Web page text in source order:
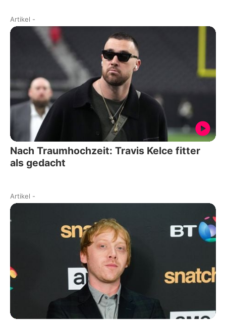
Artikel -
Nach Traumhochzeit: Travis Kelce fitter
als gedacht
Artikel -